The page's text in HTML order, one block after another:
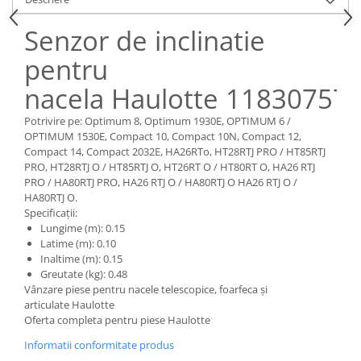
Fulie
Pistoane
Turbosuflanta
Diverse piese motor
Furtune si conducte
Injectoare
Chiuloasa
Vibrochen - ax came - arbore cotit
Camasa piston
Segmenti motor
Termoflot
Cablu acceleratie
Senzori de presiune ulei
Vaporizatoare
Radiatoare AC
Piese frana
Discuri de frana
Piese Iveco
Piese Nifty Lift
Piese Grove
Piese motor Perkins
Piese Deutz Fahr
Piese Atlas Copco
Piese Hitachi
Piese Vermeer
Piese Gehl
Piese Socage
Piese Kaeser
Piese Wacker Neuson
Piese David Brown
Piese Mc Cormick
Senzor de inclinatie
pentru
nacela Haulotte
Potrivire pe: Optimum 8, Optimum 1930E, OPTIMUM 6 /
OPTIMUM 1530E, Compact 10, Compact 10N, Compact 12,
Compact 14, Compact 2032E, HA26RTo, HT28RTJ PRO / HT85RTJ
PRO, HT28RTJ O / HT85RTJ O, HT26RT O / HT80RT O, HA26 RTJ
PRO / HA80RTJ PRO, HA26 RTJ O / HA80RTJ O HA26 RTJ O /
HA80RTJ O.
Specificații:
Lungime (m): 0.15
Latime (m): 0.10
Inaltime (m): 0.15
Greutate (kg): 0.48
Vânzare piese pentru nacele telescopice, foarfeca și
articulate Haulotte
Oferta completa pentru piese Haulotte
Informatii conformitate produs